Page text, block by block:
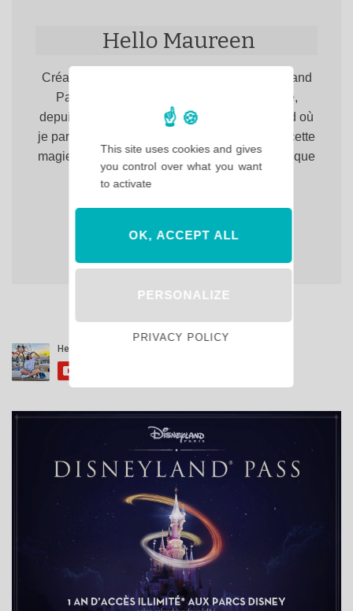
Hello Maureen
Créatrice du site. Totalement accro à Disneyland
Paris, rien n'y fait, j'y reviens toujours, et ce,
depuis 1999. Bienvenue sur Hello Disneyland où
je partage avec vous, chaque jour un peu de cette
magie qui fait de Disneyland Paris, un lieu unique
This site uses cookies and gives
you control over what you want
to activate
OK, ACCEPT ALL
PERSONALIZE
PRIVACY POLICY